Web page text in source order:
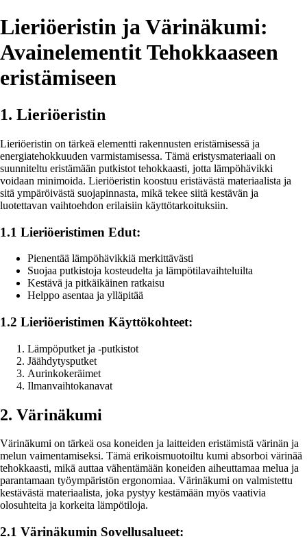
Lieriöeristin ja Värinäkumi:
Avainelementit Tehokkaaseen
eristämiseen
1. Lieriöeristin
Lieriöeristin on tärkeä elementti rakennusten eristämisessä ja
energiatehokkuuden varmistamisessa. Tämä eristysmateriaali on
suunniteltu eristämään putkistot tehokkaasti, jotta lämpöhävikki
voidaan minimoida. Lieriöeristin koostuu eristävästä materiaalista ja
sitä ympäröivästä suojapinnasta, mikä tekee siitä kestävän ja
luotettavan vaihtoehdon erilaisiin käyttötarkoituksiin.
1.1 Lieriöeristimen Edut:
Pienentää lämpöhävikkiä merkittävästi
Suojaa putkistoja kosteudelta ja lämpötilavaihteluilta
Kestävä ja pitkäikäinen ratkaisu
Helppo asentaa ja ylläpitää
1.2 Lieriöeristimen Käyttökohteet:
Lämpöputket ja -putkistot
Jäähdytysputket
Aurinkokeräimet
Ilmanvaihtokanavat
2. Värinäkumi
Värinäkumi on tärkeä osa koneiden ja laitteiden eristämistä värinän ja
melun vaimentamiseksi. Tämä erikoismuotoiltu kumi absorboi värinää
tehokkaasti, mikä auttaa vähentämään koneiden aiheuttamaa melua ja
parantamaan työympäristön ergonomiaa. Värinäkumi on valmistettu
kestävästä materiaalista, joka pystyy kestämään myös vaativia
olosuhteita ja korkeita lämpötiloja.
2.1 Värinäkumin Sovellusalueet: